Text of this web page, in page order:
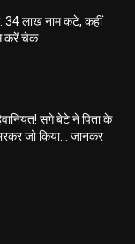
34 लाख नाम कटे, कहीं
करें चेक
सगे बेटे ने पिता के
जो किया… जानकर